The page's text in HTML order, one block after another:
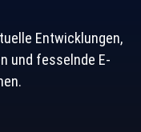
Entwicklungen,
und fesselnde E-